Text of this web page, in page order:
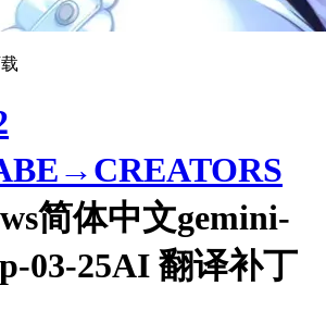
简体中文gemini-
03-25AI 翻译补丁